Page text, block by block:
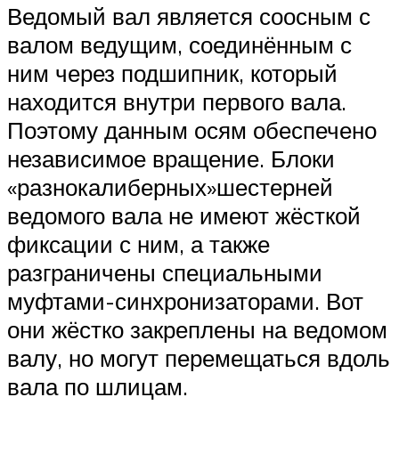
Ведомый вал является соосным с
валом ведущим, соединённым с
ним через подшипник, который
находится внутри первого вала.
Поэтому данным осям обеспечено
независимое вращение. Блоки
«разнокалиберных»шестерней
ведомого вала не имеют жёсткой
фиксации с ним, а также
разграничены специальными
муфтами-синхронизаторами. Вот
они жёстко закреплены на ведомом
валу, но могут перемещаться вдоль
вала по шлицам.